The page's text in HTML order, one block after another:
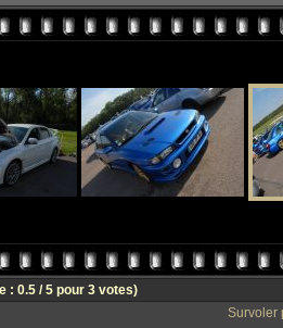
: 0.5 / 5 pour 3 votes)
Survoler